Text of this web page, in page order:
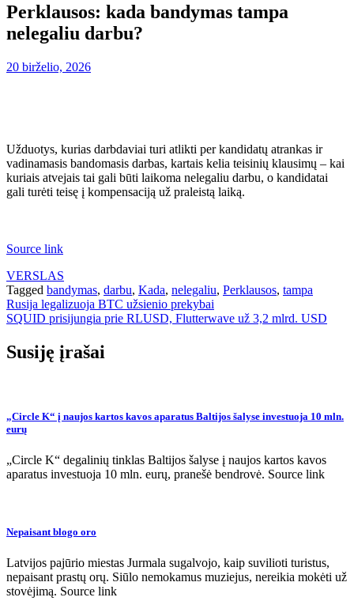
Perklausos: kada bandymas tampa
nelegaliu darbu?
20 birželio, 2026
Užduotys, kurias darbdaviai turi atlikti per kandidatų atrankas ir
vadinamasis bandomasis darbas, kartais kelia teisinių klausimų – kai
kuriais atvejais tai gali būti laikoma nelegaliu darbu, o kandidatai
gali turėti teisę į kompensaciją už praleistą laiką.
Source link
VERSLAS
Tagged bandymas, darbu, Kada, nelegaliu, Perklausos, tampa
Navigacija
tarp
įrašų
Rusija legalizuoja BTC užsienio prekybai
SQUID prisijungia prie RLUSD, Flutterwave už 3,2 mlrd. USD
Susiję įrašai
„Circle K“ į naujos kartos kavos aparatus Baltijos šalyse investuoja 10 mln.
eurų
„Circle K“ degalinių tinklas Baltijos šalyse į naujos kartos kavos
aparatus investuoja 10 mln. eurų, pranešė bendrovė. Source link
Nepaisant blogo oro
Latvijos pajūrio miestas Jurmala sugalvojo, kaip suvilioti turistus,
nepaisant prastų orų. Siūlo nemokamus muziejus, nereikia mokėti už
stovėjimą. Source link